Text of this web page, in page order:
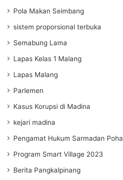
Pola Makan Seimbang
sistem proporsional terbuka
Semabung Lama
Lapas Kelas 1 Malang
Lapas Malang
Parlemen
Kasus Korupsi di Madina
kejari madina
Pengamat Hukum Sarmadan
Program Smart Village 2023
Berita Pangkalpinang